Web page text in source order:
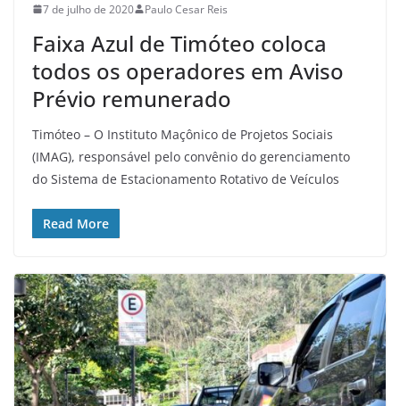
7 de julho de 2020 Paulo Cesar Reis
Faixa Azul de Timóteo coloca
todos os operadores em Aviso
Prévio remunerado
Timóteo – O Instituto Maçônico de Projetos Sociais
(IMAG), responsável pelo convênio do gerenciamento
do Sistema de Estacionamento Rotativo de Veículos
Read More